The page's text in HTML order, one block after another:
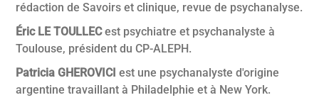
rédaction de Savoirs et clinique, revue de psychanalyse.
Éric LE TOULLECest psychiatre et psychanalyste à
Toulouse, président du CP-ALEPH.
Patricia GHEROVICI est une psychanalyste d'origine
argentine travaillant à Philadelphie et à New York.